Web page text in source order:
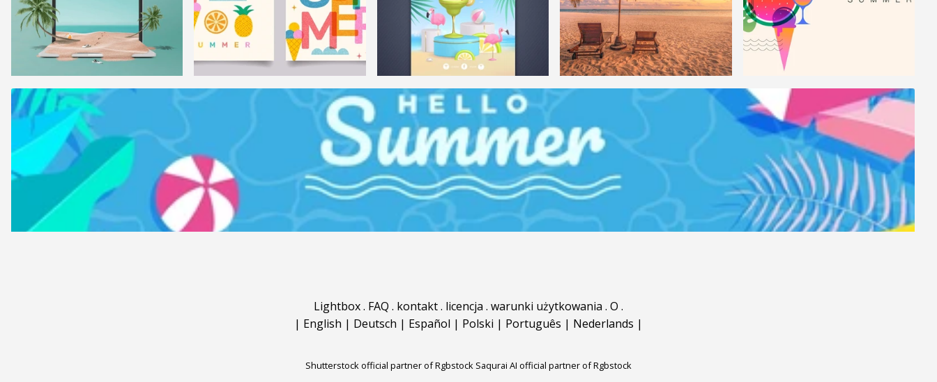
Lightbox. FAQ . kontakt. licencja . warunki użytkowania . O .
| English | Deutsch | Español | Polski | Português | Nederlands |
Shutterstock official partner of Rgbstock Saqurai AI official partner of Rgbstock